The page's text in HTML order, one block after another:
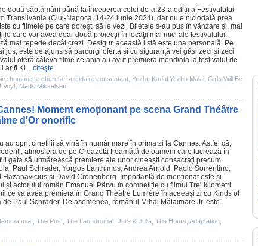
două săptămâni până la începerea celei de-a 23-a ediții a Festivalului
Transilvania (Cluj-Napoca, 14-24 iunie 2024), dar nu e niciodată prea
cu filmele pe care doreşti să le vezi. Biletele s-au pus în vânzare şi, mai
care vor avea doar două proiecţii în locaţii mai mici ale festivalului,
mai repede decât crezi. Desigur, această listă este una personală. Pe
jos, este de ajuns să parcurgi oferta şi cu siguranţă vei găsi zeci şi zeci
oferă câteva filme ce abia au avut premiera mondială la festivalul de
ar fi Ki... citeşte
humaniste cherche suicidaire consentant Yezhu Kadal Yezhu Malai Girls Will Be
Voy! Mads Mikkelsen
Moment emoționant pe scena Grand Théâtre
d'Or onorific
au oprit cinefilii să vină în număr mare în prima zi la Cannes. Astfel că,
atmosfera de pe Croazetă freamătă de oameni care lucrează în
gata să urmărească premiere ale unor cineaști consacrați precum
, Paul Schrader, Yorgos Lanthimos, Andrea Arnold, Paolo Sorrentino,
Hazanavicius și David Cronenberg. Importantă de menționat este și
și actorului român Emanuel Pârvu în competiție cu filmul Trei kilometri
ce va avea premiera în Grand Théâtre Lumière în aceeași zi cu Kinds of
de Paul Schrader. De asemenea, românul Mihai Mălaimare Jr. este
mia! The Post The Laundromat Julie & Julia The Hours Adaptation